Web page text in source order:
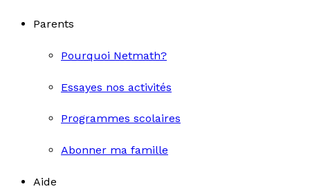
Parents
Pourquoi Netmath?
Essayes nos activités
Programmes scolaires
Abonner ma famille
Aide